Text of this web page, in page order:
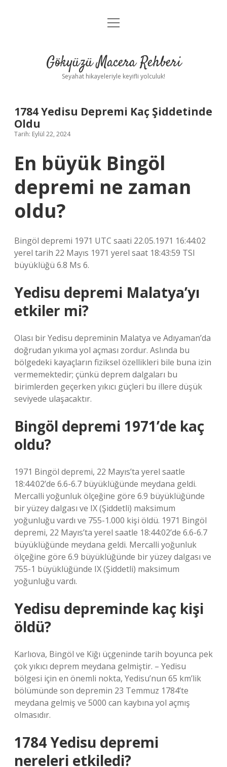
Anasayfa
Yasal Uyarı
menüyü
Gökyüzü Macera Rehberi
Seyahat hikayeleriyle keyifli yolculuk!
1784 Yedisu Depremi Kaç Şiddetinde
Oldu
Tarih: Eylül 22, 2024
En büyük Bingöl
depremi ne zaman
oldu?
Bingöl depremi 1971 UTC saati 22.05.1971 16:44:02
yerel tarih 22 Mayıs 1971 yerel saat 18:43:59 TSI
büyüklüğü 6.8 Ms 6.
Yedisu depremi Malatya’yı
etkiler mi?
Olası bir Yedisu depreminin Malatya ve Adıyaman’da
doğrudan yıkıma yol açması zordur. Aslında bu
bölgedeki kayaçların fiziksel özellikleri bile buna izin
vermemektedir; çünkü deprem dalgaları bu
birimlerden geçerken yıkıcı güçleri bu illere düşük
seviyede ulaşacaktır.
Bingöl depremi 1971’de kaç
oldu?
1971 Bingöl depremi, 22 Mayıs’ta yerel saatle
18:44:02’de 6.6-6.7 büyüklüğünde meydana geldi.
Mercalli yoğunluk ölçeğine göre 6.9 büyüklüğünde
bir yüzey dalgası ve IX (Şiddetli) maksimum
yoğunluğu vardı ve 755-1.000 kişi öldü. 1971 Bingöl
depremi, 22 Mayıs’ta yerel saatle 18:44:02’de 6.6-6.7
büyüklüğünde meydana geldi. Mercalli yoğunluk
ölçeğine göre 6.9 büyüklüğünde bir yüzey dalgası ve
755-1 büyüklüğünde IX (Şiddetli) maksimum
yoğunluğu vardı.
Yedisu depreminde kaç kişi
öldü?
Karlıova, Bingöl ve Kiğı üçgeninde tarih boyunca pek
çok yıkıcı deprem meydana gelmiştir. – Yedisu
bölgesi için en önemli nokta, Yedisu’nun 65 km’lik
bölümünde son depremin 23 Temmuz 1784’te
meydana gelmiş ve 5000 can kaybına yol açmış
olmasıdır.
1784 Yedisu depremi
nereleri etkiledi?